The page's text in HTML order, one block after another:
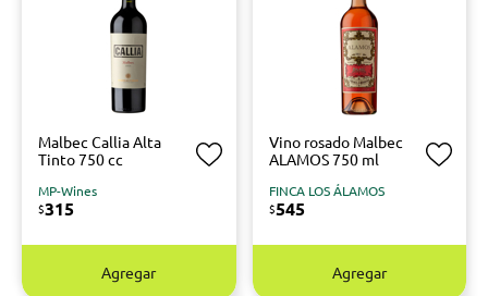
Malbec Callia Alta
Tinto 750 cc
MP-Wines
$315
Agregar
Vino rosado Malbec
ALAMOS 750 ml
FINCA LOS ÁLAMOS
$545
Agregar